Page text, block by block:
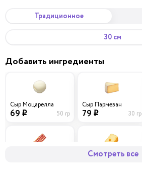
Традиционное
30 см
Добавить ингредиенты
Сыр Моцарелла
69 i 50 гр
Сыр Пармезан
79 i 30 гр
Сыр Чеддер
Смотреть все